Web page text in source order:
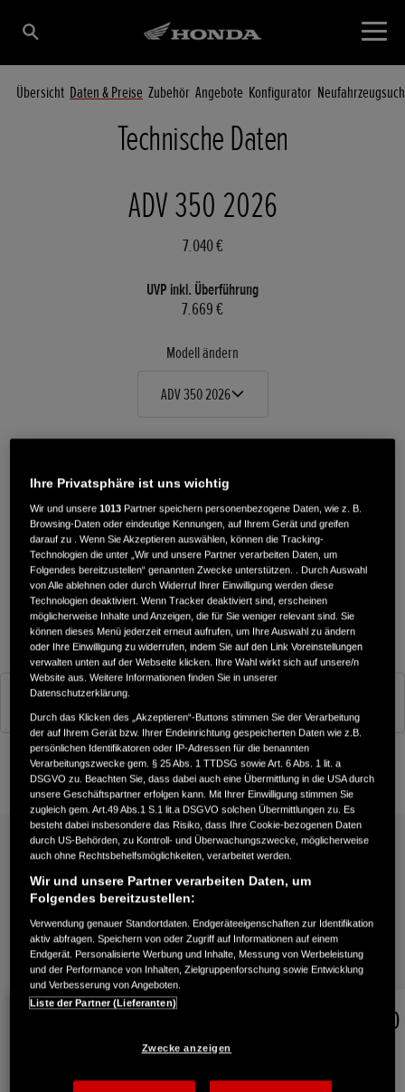
Übersicht Daten & Preise Zubehör Angebote Konfigurator
Technische Daten
ADV 350 2026
7.040 €
UVP inkl. Überführung
7.669 €
Modell ändern
ADV 350 2026
Matt Coal Black Metallic (SE)
Konfigurator
Technische Daten
1/3
ADV
Ihre Privatsphäre ist uns wichtig
Wir und unsere1013 Partner speichern personenbezogene Daten, wie z. B.
Browsing-Daten oder eindeutige Kennungen, auf Ihrem Gerät und greifen
darauf zu . Wenn Sie Akzeptieren auswählen, können die Tracking-
Technologien die unter „Wir und unsere Partner verarbeiten Daten, um
Folgendes bereitzustellen“ genannten Zwecke unterstützen. . Durch Auswahl
von Alle ablehnen oder durch Widerruf Ihrer Einwilligung werden diese
Technologien deaktiviert. Wenn Tracker deaktiviert sind, erscheinen
möglicherweise Inhalte und Anzeigen, die für Sie weniger relevant sind. Sie
können dieses Menü jederzeit erneut aufrufen, um Ihre Auswahl zu ändern
oder Ihre Einwilligung zu widerrufen, indem Sie auf den Link Voreinstellungen
verwalten unten auf der Webseite klicken. Ihre Wahl wirkt sich auf unsere/n
Website aus. Weitere Informationen finden Sie in unserer
Datenschutzerklärung.
Durch das Klicken des „Akzeptieren“-Buttons stimmen Sie der Verarbeitung
der auf Ihrem Gerät bzw. Ihrer Endeinrichtung gespeicherten Daten wie z.B.
persönlichen Identifikatoren oder IP-Adressen für die benannten
Verarbeitungszwecke gem. § 25 Abs. 1 TTDSG sowie Art. 6 Abs. 1 lit. a
DSGVO zu. Beachten Sie, dass dabei auch eine Übermittlung in die USA durch
unsere Geschäftspartner erfolgen kann. Mit Ihrer Einwilligung stimmen Sie
zugleich gem. Art.49 Abs.1 S.1 lit.a DSGVO solchen Übermittlungen zu. Es
besteht dabei insbesondere das Risiko, dass Ihre Cookie-bezogenen Daten
durch US-Behörden, zu Kontroll- und Überwachungszwecke, möglicherweise
auch ohne Rechtsbehelfsmöglichkeiten, verarbeitet werden.
Wir und unsere Partner verarbeiten Daten, um
Folgendes bereitzustellen:
Verwendung genauer Standortdaten. Endgeräteeigenschaften zur Identifikation
aktiv abfragen. Speichern von oder Zugriff auf Informationen auf einem
Endgerät. Personalisierte Werbung und Inhalte, Messung von Werbeleistung
und der Performance von Inhalten, Zielgruppenforschung sowie Entwicklung
und Verbesserung von Angeboten.
Liste der Partner (Lieferanten)
Zwecke anzeigen